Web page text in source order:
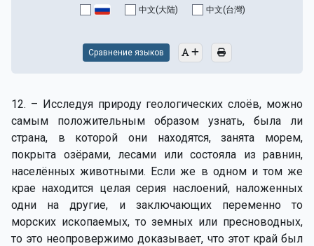
中文(大陆) 中文(台灣)
Сравнение языков
12. – Исследуя природу геологических слоёв, можно
самым положительным образом узнать, была ли
страна, в которой они находятся, занята морем,
покрыта озёрами, лесами или состояла из равнин,
населённых животными. Если же в одном и том же
крае находится целая серия наслоений, наложенных
одни на другие, и заключающих переменно то
морских ископаемых, то земных или пресноводных,
то это неопровержимо доказывает, что этот край был